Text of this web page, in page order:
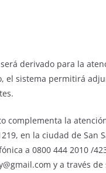
derivado para la
el sistema permitirá
complementa la
en la ciudad de San
a 0800 444 2010 /
y a través de